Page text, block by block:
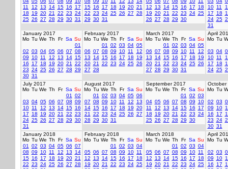
11
12 13 14 15 16
17
18
19 20 21 22 23 24
25 26 27 28 29 30 31
15 16 17 18 19 20 21
22 23 24 25 26 27 28
29 30 31
12
13 14 15 16 17
18
19 20 21 22 23 24 25
26 27 28 29 30
10 11
17
18
24 25
31
January 2017
Mo Tu We Th Fr Sa Su
01
02 03 04 05 06 07 08
09
10 11 12 13 14 15
16
17 18 19 20 21
22
23 24 25 26 27 28 29
30 31
February 2017
Mo Tu We Th Fr Sa Su
01
02 03 04 05
06 07 08 09 10 11
12
13
14 15 16 17 18
19
20 21 22 23 24 25 26
27 28
March 2017
Mo Tu We Th Fr Sa Su
01
02 03 04 05
06 07 08 09 10 11
12
13
14 15 16 17 18
19
20 21 22 23 24 25 26
27 28 29 30 31
April
Mo Tu
03 04
10 11
17
18
24 25
July 2017
Mo Tu We Th Fr Sa Su
01
02
03 04 05 06 07 08 09
10 11 12 13 14 15 16
17
18 19 20 21 22 23
24 25 26 27 28 29 30
31
August 2017
Mo Tu We Th Fr Sa Su
01
02 03 04 05 06
07 08 09 10 11 12
13
14 15 16 17 18 19 20
21
22 23 24 25 26 27
28 29 30 31
September 2017
Mo Tu We Th Fr Sa Su
01
02 03
04 05 06 07 08 09
10
11
12 13 14 15 16
17
18
19 20 21 22 23 24
25 26 27 28 29 30
October
Mo Tu
02 03
09
10
16
17
23 24
30 31
January 2018
Mo Tu We Th Fr Sa Su
01
02 03 04 05 06 07
08 09 10 11 12 13
14
15 16 17 18 19 20 21
22 23 24 25 26 27 28
February 2018
Mo Tu We Th Fr Sa Su
01
02 03 04
05 06 07 08 09 10 11
12
13 14 15 16 17
18
19 20 21 22 23 24 25
March 2018
Mo Tu We Th Fr Sa Su
01
02 03 04
05 06 07 08 09 10 11
12
13 14 15 16 17
18
19 20 21 22 23 24 25
April
Mo Tu
02 03
09
10
16
17